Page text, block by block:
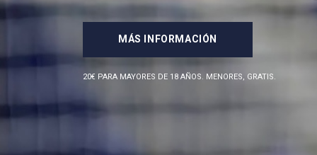
MÁS INFORMACIÓN
20€ PARA MAYORES DE 18 AÑOS. MENORES, GRATIS.